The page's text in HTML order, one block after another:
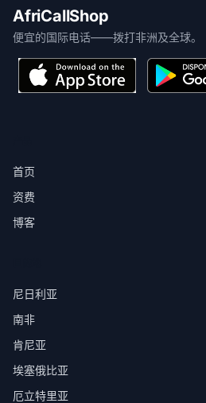
AfriCallShop
便宜的国际电话——拨打非洲及全球。
首页
资费
博客
尼日利亚
南非
肯尼亚
埃塞俄比亚
厄立特里亚